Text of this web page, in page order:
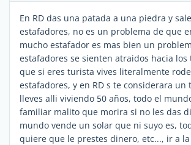
En RD das una patada a una piedra y
estafadores, no es un problema de que
mucho estafador es mas bien un
estafadores se sienten atraidos hacia
que si eres turista vives literalmente
estafadores, y en RD s te considerara
lleves alli viviendo 50 años, todo el
familiar malito que morira si no les das
mundo vende un solar que ni suyo es,
quiere que le prestes dinero, etc..., ir a la